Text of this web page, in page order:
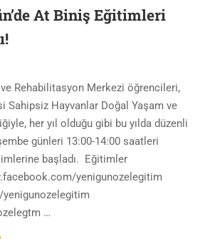
At Biniş Eğitimleri
Rehabilitasyon Merkezi öğrencileri,
Sahipsiz Hayvanlar Doğal Yaşam ve
her yıl olduğu gibi bu yılda düzenli
günleri 13:00-14:00 saatleri
başladı. Eğitimler
yenigunozelegitim
…